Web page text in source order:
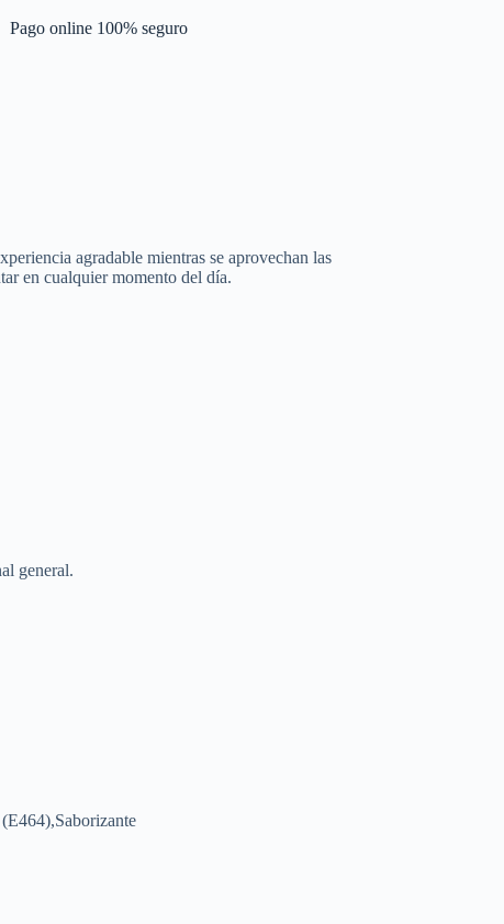
Pago online 100% seguro
agradable mientras se aprovechan las
en cualquier momento del día.
general.